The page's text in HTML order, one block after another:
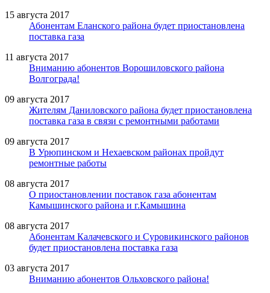
15 августа 2017
Абонентам Еланского района будет приостановлена
поставка газа
11 августа 2017
Вниманию абонентов Ворошиловского района
Волгограда!
09 августа 2017
Жителям Даниловского района будет приостановлена
поставка газа в связи с ремонтными работами
09 августа 2017
В Урюпинском и Нехаевском районах пройдут
ремонтные работы
08 августа 2017
О приостановлении поставок газа абонентам
Камышинского района и г.Камышина
08 августа 2017
Абонентам Калачевского и Суровикинского районов
будет приостановлена поставка газа
03 августа 2017
Вниманию абонентов Ольховского района!